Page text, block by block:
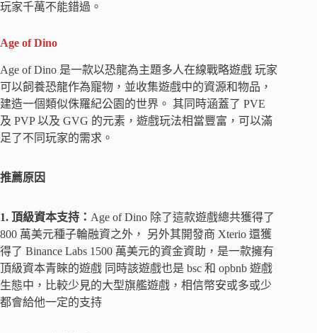
玩家千萬不能錯過。
Age of Dino
Age of Dino 是一款以恐龍為主題多人在線戰略遊戲 玩家
可以飼養恐龍作為寵物，並收集遊戲中的資源和物品，
建造一個類似侏羅紀公園的世界。 其同時涵蓋了 PVE
及 PVP 以及 GVG 的元素，遊戲玩法相當豐富，可以滿
足了不同玩家的需求。
推薦原因
1. 頂級資本支持： Age of Dino 除了這款遊戲總共獲得了
800 萬美元種子輪融資之外， 另外其開發商 Xterio 還獲
得了 Binance Labs 1500 萬美元的資金資助，是一款擁有
頂級資本青睞的遊戲 同時該遊戲也是 bsc 和 opbnb 遊戲
生態中，比較少見的大型旗艦遊戲，相信幣安或多或少
都會給他一定的支持